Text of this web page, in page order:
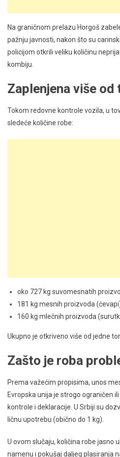
Na graničnom prelazu Horgoš
pažnju javnosti, nakon što su
policijom otkrili veliku količinu
kombiju.
Zaplenjena više
Tokom redovne kontrole vozila, u
sledeće količine robe:
oko 727 kg suvomesnatih
181 kg mesnih proizvoda
160 kg mlečnih proizvoda
Ukupno je otkriveno više od jedne
Zašto je roba
Prema važećim propisima, unos
Evropska unija je strogo ograničen
kontrole i deklaracije. U Srbiji su
ličnu upotrebu (obično do 1 kg).
U ovom slučaju, količina robe jasno
namenu i pokušaj daljeg plasiranja